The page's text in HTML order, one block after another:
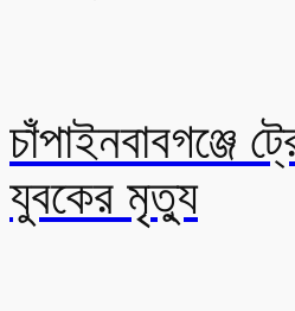
চাঁপাইনবাবগঞ্জে
যুবকের মৃত্যু